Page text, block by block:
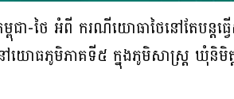
ពុជា-ថៃ អំពី ករណីយោធាថៃនៅតែបន្តធ្
យោធភូមិភាគទី៥ ក្នុងភូមិសាស្រ្ត ឃុំនិមិ